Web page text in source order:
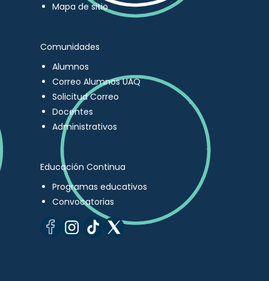
Mapa de sitio
Comunidades
Alumnos
Correo Alumnos UAQ
Solicitud Correo
Docentes
Administrativos
Educación Continua
Programas educativos
Convocatorias